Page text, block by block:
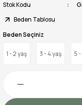
Stok Kodu
Beden Tablosu
Beden Seçiniz
1 - 2 yaş 3 - 4 yaş 5